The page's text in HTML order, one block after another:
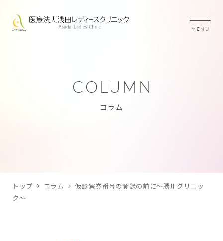
MENU
COLUMN
コラム
トップ コラム
仮診察券番号の登録の前に～勝川クリニッ
ク～